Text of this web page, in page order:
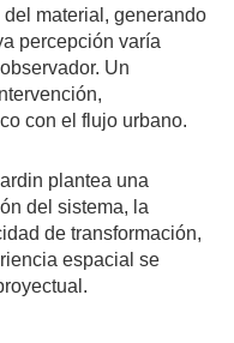
material, generando
percepción varía
Un
con el flujo urbano.
plantea una
del sistema, la
de transformación,
espacial se